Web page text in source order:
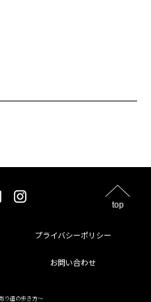
top
プライバシーポリシー
お問い合わせ
り道の歩き方〜